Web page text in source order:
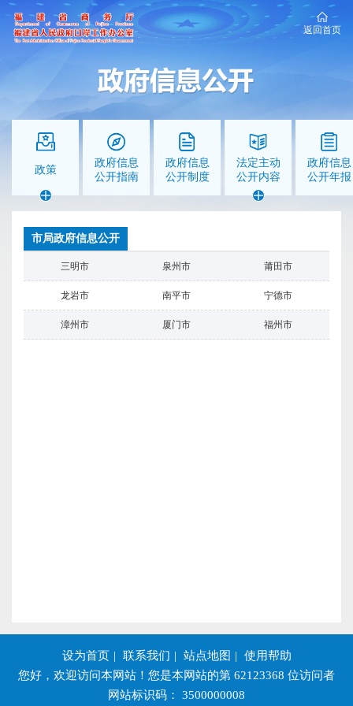
返回首页
政策
政府信息
公开指南
政府信息
公开制度
法定主动
公开内容
政府信息
公开年报
市局政府信息公开
三明市 泉州市 莆田市
龙岩市 南平市 宁德市
漳州市 厦门市 福州市
设为首页 | 联系我们 | 站点地图 |
使用帮助
您好，欢迎访问本网站！您是本网站的第 62123368 位访问者
网站标识码： 3500000008